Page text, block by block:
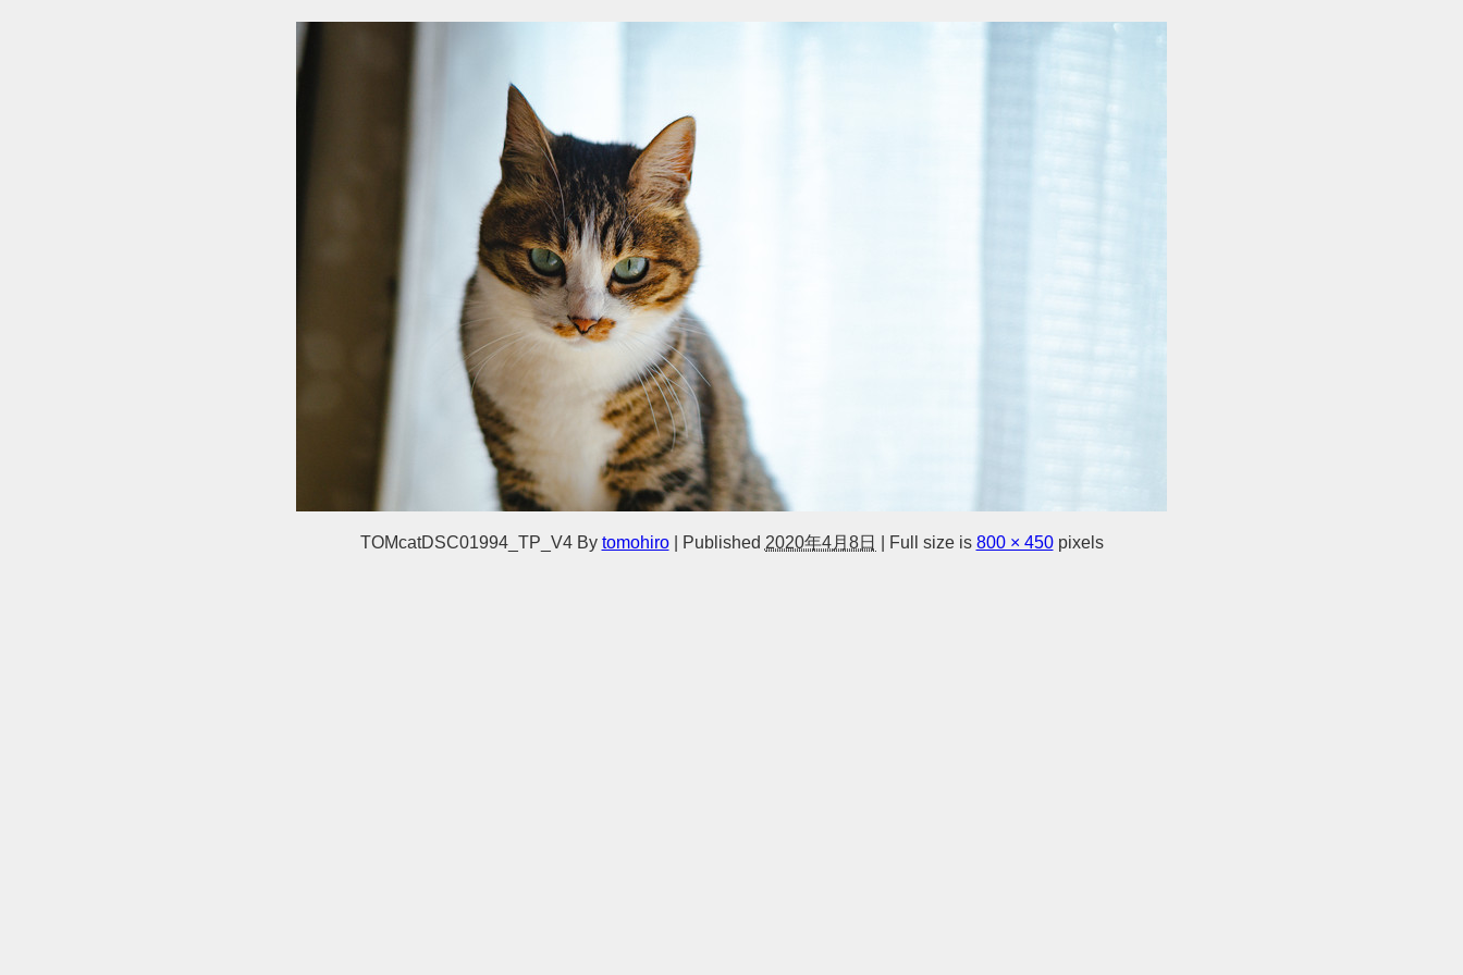
TOMcatDSC01994_TP_V4 By tomohiro Published 2020年4月8日 Full size is 800 × 450pixels